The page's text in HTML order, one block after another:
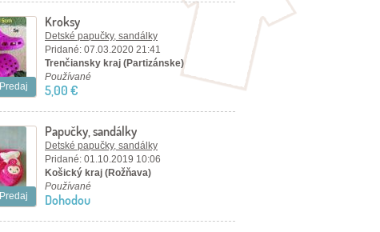
Predaj
Kroksy
Detské papučky, sandálky
Pridané: 07.03.2020 21:41
Trenčiansky kraj (Partizánske)
Používané
5,00 €
Predaj
Papučky, sandálky
Detské papučky, sandálky
Pridané: 01.10.2019 10:06
Košický kraj (Rožňava)
Používané
Dohodou